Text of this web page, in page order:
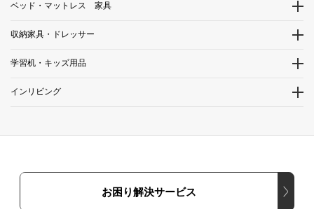
ベッド・マットレス 家具
収納家具・ドレッサー
学習机・キッズ用品
インリビング
お困り解決サービス